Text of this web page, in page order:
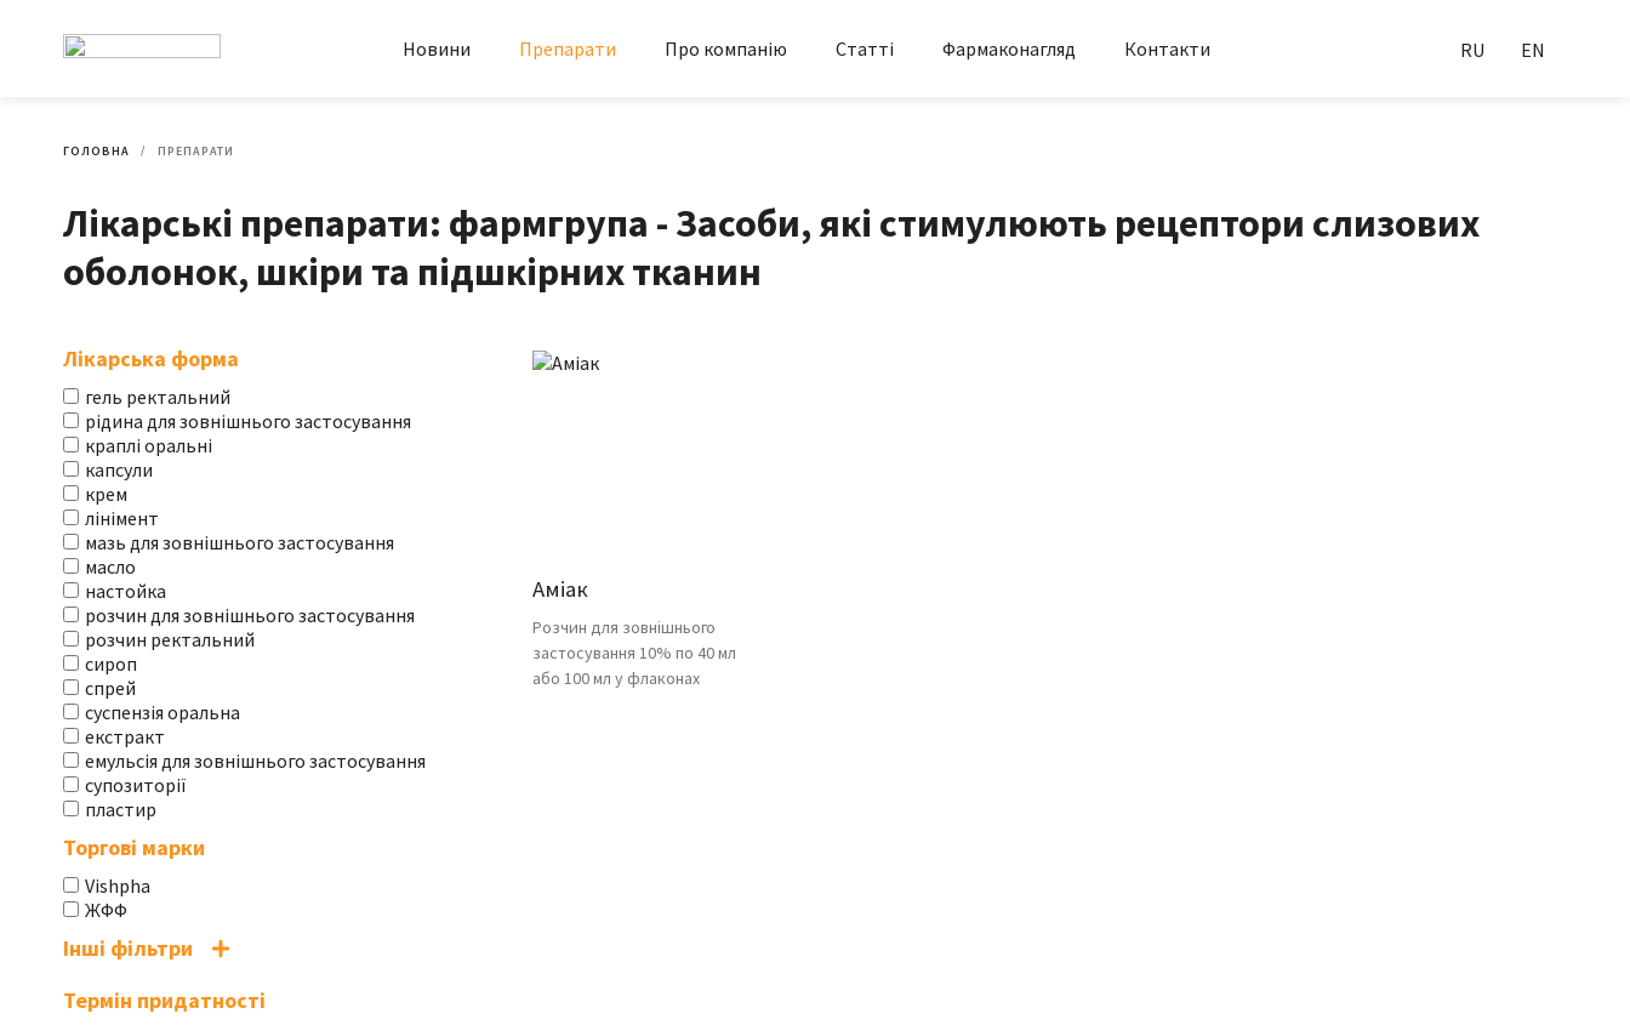
Новини Препарати Про компанію Статті Фармаконагляд Контакти RU EN
ГОЛОВНА ПРЕПАРАТИ
Лікарські препарати: фармгрупа - Засоби, які стимулюють рецептори слизових
оболонок, шкіри та підшкірних тканин
Лікарська форма
гель ректальний
рідина для зовнішнього застосування
краплі оральні
капсули
крем
лінімент
мазь для зовнішнього застосування
масло
настойка
розчин для зовнішнього застосування
розчин ректальний
сироп
спрей
суспензія оральна
екстракт
емульсія для зовнішнього застосування
супозиторії
пластир
Торгові марки
Vishpha
ЖФФ
Інші фільтри
Термін придатності
Аміак
Розчин для зовнішнього
застосування 10% по 40 мл
або 100 мл у флаконах